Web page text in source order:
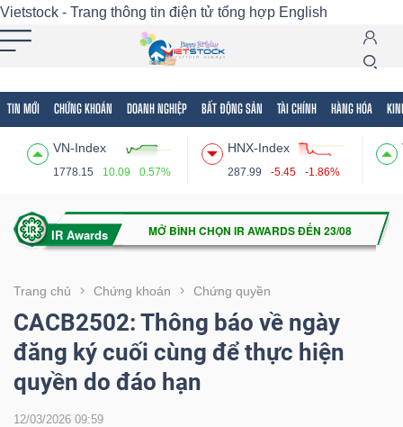
Vietstock - Trang thông tin điện tử tổng hợp English
TIN MỚI CHỨNG KHOÁN DOANH NGHIỆP BẤT ĐỘNG SẢN TÀI CHÍNH HÀNG HÓA
VN-Index
1778.15 10.09 0.57%
HNX-Index
287.99 -5.45 -1.86%
Trang chủ Chứng khoán Chứng quyền
CACB2502: Thông báo về ngày
đăng ký cuối cùng để thực hiện
quyền do đáo hạn
12/03/2026 09:59
Tất cả Tính năng Ngành Mã chứng khoán
Tính
(-)
VIETSTOCK
CHỨNG
KHOÁN